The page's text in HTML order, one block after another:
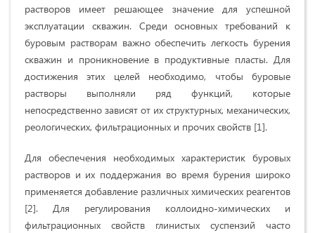
растворов имеет решающее значение для успешной
эксплуатации скважин. Среди основных требований к
буровым растворам важно обеспечить легкость бурения
скважин и проникновение в продуктивные пласты. Для
достижения этих целей необходимо, чтобы буровые
растворы выполняли ряд функций, которые
непосредственно зависят от их структурных, механических,
реологических, фильтрационных и прочих свойств [1].
Для обеспечения необходимых характеристик буровых
растворов и их поддержания во время бурения широко
применяется добавление различных химических реагентов
[2]. Для регулирования коллоидно-химических и
фильтрационных свойств глинистых суспензий часто